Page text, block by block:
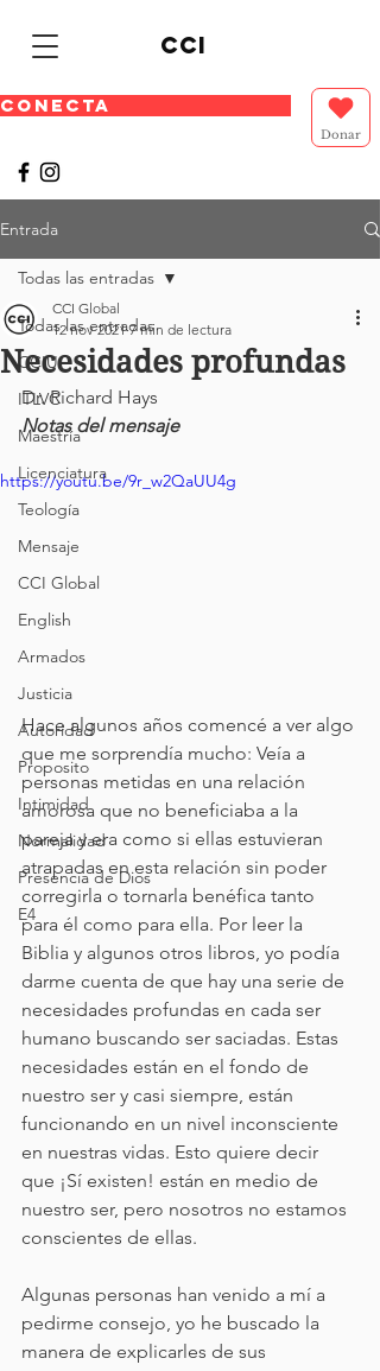
cci
CONECTA
Donar
Entrada
Todas las entradas
CCIU
ITLVC
Maestría
Licenciatura
Teología
Mensaje
CCI Global
English
Armados
Justicia
Autoridad
Proposito
Intimidad
Normalidad
Presencia de Dios
E4
Todas las entradas
Necesidades profundas
CCI Global
12 nov 2021 7 min de lectura
Dr. Richard Hays
Notas del mensaje
https://youtu.be/9r_w2QaUU4g
Hace algunos años comencé a ver algo
que me sorprendía mucho: Veía a
personas metidas en una relación
amorosa que no beneficiaba a la
pareja y era como si ellas estuvieran
atrapadas en esta relación sin poder
corregirla o tornarla benéfica tanto
para él como para ella. Por leer la
Biblia y algunos otros libros, yo podía
darme cuenta de que hay una serie de
necesidades profundas en cada ser
humano buscando ser saciadas. Estas
necesidades están en el fondo de
nuestro ser y casi siempre, están
funcionando en un nivel inconsciente
en nuestras vidas. Esto quiere decir
que ¡Sí existen! están en medio de
nuestro ser, pero nosotros no estamos
conscientes de ellas.
Algunas personas han venido a mí a
pedirme consejo, yo he buscado la
manera de explicarles de sus